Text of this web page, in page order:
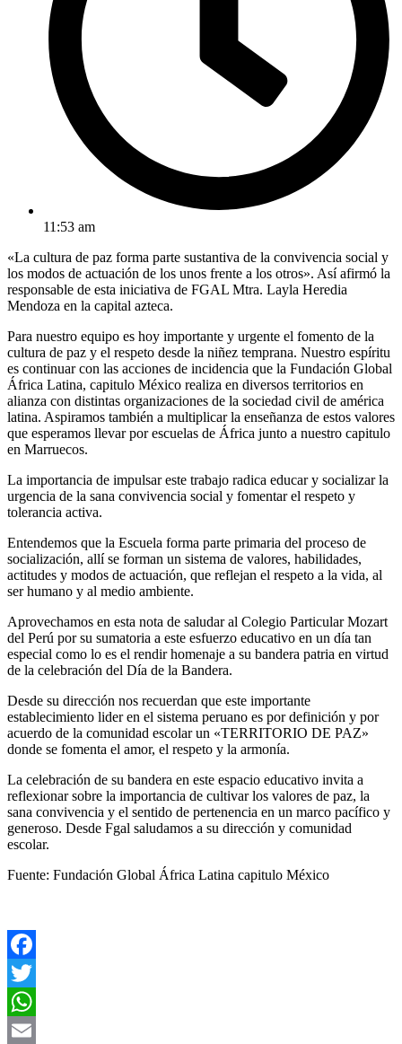
11:53 am
«La cultura de paz forma parte sustantiva de la convivencia social y
los modos de actuación de los unos frente a los otros». Así afirmó la
responsable de esta iniciativa de FGAL Mtra. Layla Heredia
Mendoza en la capital azteca.
Para nuestro equipo es hoy importante y urgente el fomento de la
cultura de paz y el respeto desde la niñez temprana. Nuestro espíritu
es continuar con las acciones de incidencia que la Fundación Global
África Latina, capitulo México realiza en diversos territorios en
alianza con distintas organizaciones de la sociedad civil de américa
latina. Aspiramos también a multiplicar la enseñanza de estos valores
que esperamos llevar por escuelas de África junto a nuestro capitulo
en Marruecos.
La importancia de impulsar este trabajo radica educar y socializar la
urgencia de la sana convivencia social y fomentar el respeto y
tolerancia activa.
Entendemos que la Escuela forma parte primaria del proceso de
socialización, allí se forman un sistema de valores, habilidades,
actitudes y modos de actuación, que reflejan el respeto a la vida, al
ser humano y al medio ambiente.
Aprovechamos en esta nota de saludar al Colegio Particular Mozart
del Perú por su sumatoria a este esfuerzo educativo en un día tan
especial como lo es el rendir homenaje a su bandera patria en virtud
de la celebración del Día de la Bandera.
Desde su dirección nos recuerdan que este importante
establecimiento lider en el sistema peruano es por definición y por
acuerdo de la comunidad escolar un «TERRITORIO DE PAZ»
donde se fomenta el amor, el respeto y la armonía.
La celebración de su bandera en este espacio educativo invita a
reflexionar sobre la importancia de cultivar los valores de paz, la
sana convivencia y el sentido de pertenencia en un marco pacífico y
generoso. Desde Fgal saludamos a su dirección y comunidad
escolar.
Fuente: Fundación Global África Latina capitulo México
Facebook
Twitter
WhatsApp